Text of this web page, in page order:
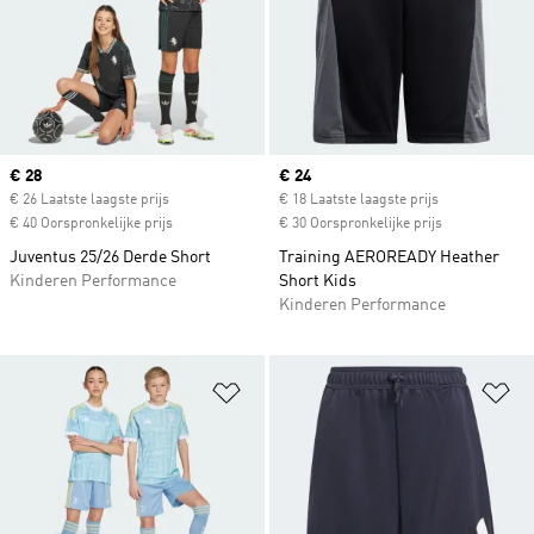
Current price
€ 28
€ 26 Laatste laagste prijs
€ 40 Oorspronkelijke prijs
Juventus 25/26 Derde Short
Kinderen Performance
Current price
€ 24
€ 18 Laatste laagste prijs
€ 30 Oorspronkelijke prijs
Training AEROREADY Heather
Short Kids
Kinderen Performance
Op verlanglijst zetten